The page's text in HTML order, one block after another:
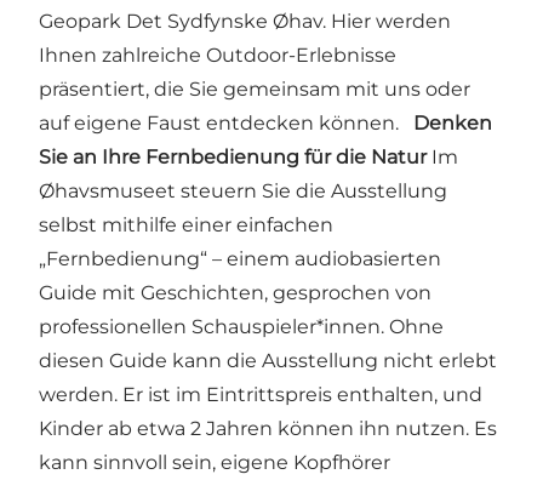
Geopark Det Sydfynske Øhav. Hier werden
Ihnen zahlreiche Outdoor-Erlebnisse
präsentiert, die Sie gemeinsam mit uns oder
auf eigene Faust entdecken können. Denken
Sie an Ihre Fernbedienung für die NaturIm
Øhavsmuseet steuern Sie die Ausstellung
selbst mithilfe einer einfachen
„Fernbedienung“ – einem audiobasierten
Guide mit Geschichten, gesprochen von
professionellen Schauspieler*innen. Ohne
diesen Guide kann die Ausstellung nicht erlebt
werden. Er ist im Eintrittspreis enthalten, und
Kinder ab etwa 2 Jahren können ihn nutzen. Es
kann sinnvoll sein, eigene Kopfhörer